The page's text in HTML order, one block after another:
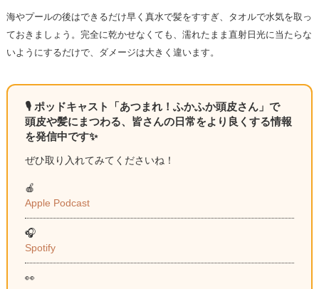
海やプールの後はできるだけ早く真水で髪をすすぎ、タオルで水気を取っ
ておきましょう。完全に乾かせなくても、濡れたまま直射日光に当たらな
いようにするだけで、ダメージは大きく違います。
🎙 ポッドキャスト「あつまれ！ふかふか頭皮さん」で
頭皮や髪にまつわる、皆さんの日常をより良くする情報
を発信中です✨
ぜひ取り入れてみてくださいね！
🍎
Apple Podcast
🎧
Spotify
👀